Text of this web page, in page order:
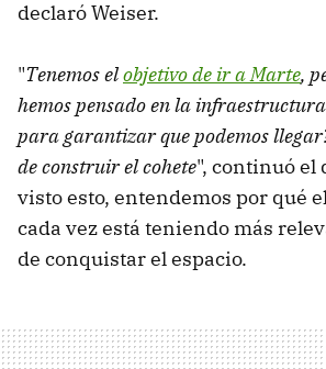
declaró Weiser.
"Tenemos elobjetivo de ir a Marte,
hemos pensado en la
para garantizar que podemos
de construir el cohete", continuó el
visto esto, entendemos por qué
cada vez está teniendo más
de conquistar el espacio.